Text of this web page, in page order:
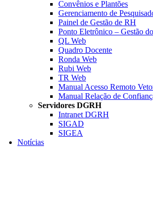
Convênios e Plantões
Gerenciamento de
Painel de Gestão de RH
Ponto Eletrônico – Gestão
QL Web
Quadro Docente
Ronda Web
Rubi Web
TR Web
Manual Acesso Remoto
Manual Relação de
Servidores DGRH
Intranet DGRH
SIGAD
SIGEA
Notícias